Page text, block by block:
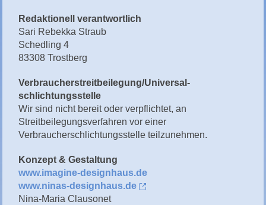
Redaktionell verantwortlich
Sari Rebekka Straub
Schedling 4
83308 Trostberg
Verbraucher­streit­beilegung/Universal­
schlichtungs­stelle
Wir sind nicht bereit oder verpflichtet, an
Streitbeilegungsverfahren vor einer
Verbraucherschlichtungsstelle teilzunehmen.
Konzept & Gestaltung
www.imagine-designhaus.de
www.ninas-designhaus.de
Nina-Maria Clausonet